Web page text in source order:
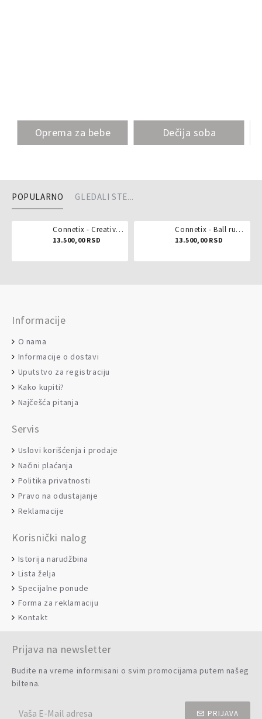
Oprema za bebe Dečija soba
POPULARNO GLEDALI STE...
Connetix - Creative pack 102 dela
13.500,00 RSD
Connetix - Ball run pastel 106 delova
13.500,00 RSD
Informacije
O nama
Informacije o dostavi
Uputstvo za registraciju
Kako kupiti?
Najčešća pitanja
Servis
Uslovi korišćenja i prodaje
Načini plaćanja
Politika privatnosti
Pravo na odustajanje
Reklamacije
Korisnički nalog
Istorija narudžbina
Lista želja
Specijalne ponude
Forma za reklamaciju
Kontakt
Prijava na newsletter
Budite na vreme informisani o svim promocijama putem našeg
biltena.
PRIJAVA